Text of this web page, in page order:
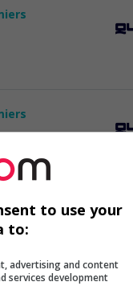
antigrippale
to use your
to:
advertising and content
services development